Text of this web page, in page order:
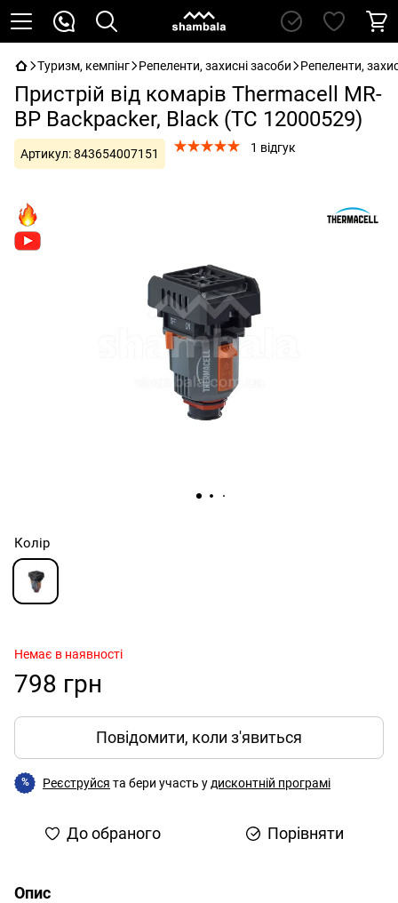
Туризм, кемпінг Репеленти, захисні засоби Репеленти,
Пристрій від комарів Thermacell MR-
BP Backpacker, Black (TC 12000529)
Артикул:843654007151 1 відгук
Колір
Немає в наявності
798 грн
Повідомити, коли з'явиться
% Реєструйся та бери участь у дисконтній програмі
До обраного Порівняти
Опис